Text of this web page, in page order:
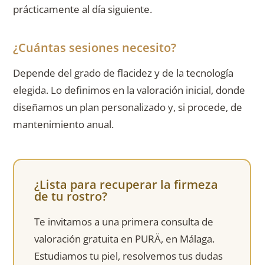
prácticamente al día siguiente.
¿Cuántas sesiones necesito?
Depende del grado de flacidez y de la tecnología
elegida. Lo definimos en la valoración inicial, donde
diseñamos un plan personalizado y, si procede, de
mantenimiento anual.
¿Lista para recuperar la firmeza
de tu rostro?
Te invitamos a una primera consulta de
valoración gratuita en PURÄ, en Málaga.
Estudiamos tu piel, resolvemos tus dudas